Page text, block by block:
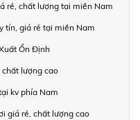
rẻ, chất lượng tại miền Nam
tín, giá rẻ tại miền Nam
Ổn Định
chất lượng cao
kv phía Nam
giá rẻ, chất lượng cao